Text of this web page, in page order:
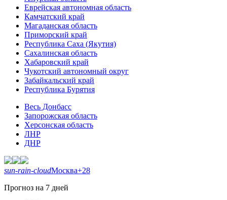
Еврейская автономная область
Камчатский край
Магаданская область
Приморский край
Республика Саха (Якутия)
Сахалинская область
Хабаровский край
Чукотский автономный округ
Забайкальский край
Республика Бурятия
Весь Донбасс
Запорожская область
Херсонская область
ЛНР
ДНР
sun-rain-cloudМосква+28
Прогноз на 7 дней